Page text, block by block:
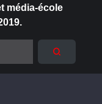
média-école